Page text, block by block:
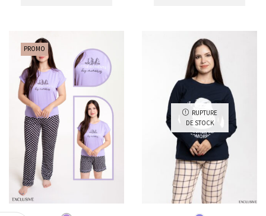
PROMO
RUPTURE
DE STOCK